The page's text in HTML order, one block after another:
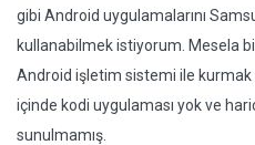
gibi Android uygulamalarını
kullanabilmek istiyorum. Mesela
Android işletim sistemi ile
içinde kodi uygulaması yok ve
sunulmamış.